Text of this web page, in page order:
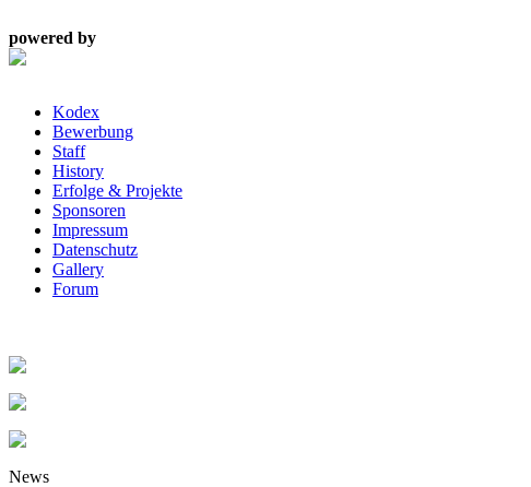
powered by
Kodex
Bewerbung
Staff
History
Erfolge & Projekte
Sponsoren
Impressum
Datenschutz
Gallery
Forum
News